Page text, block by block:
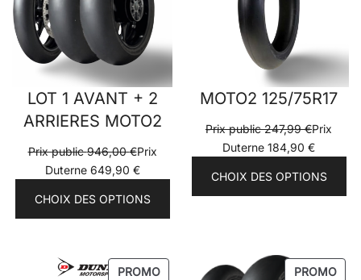
LOT 1 AVANT + 2
ARRIERES MOTO2
Prix public946,00€Prix
Duterne 649,90 €
CHOIX DES OPTIONS
MOTO2 125/75R17
Prix public247,99€Prix
Duterne 184,90 €
CHOIX DES OPTIONS
PROMOPRODUIT PROMO